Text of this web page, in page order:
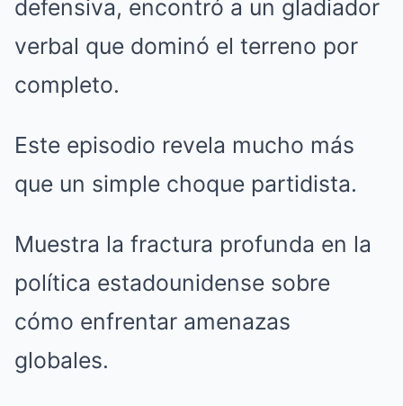
defensiva, encontró a un gladiador
verbal que dominó el terreno por
completo.
Este episodio revela mucho más
que un simple choque partidista.
Muestra la fractura profunda en la
política estadounidense sobre
cómo enfrentar amenazas
globales.